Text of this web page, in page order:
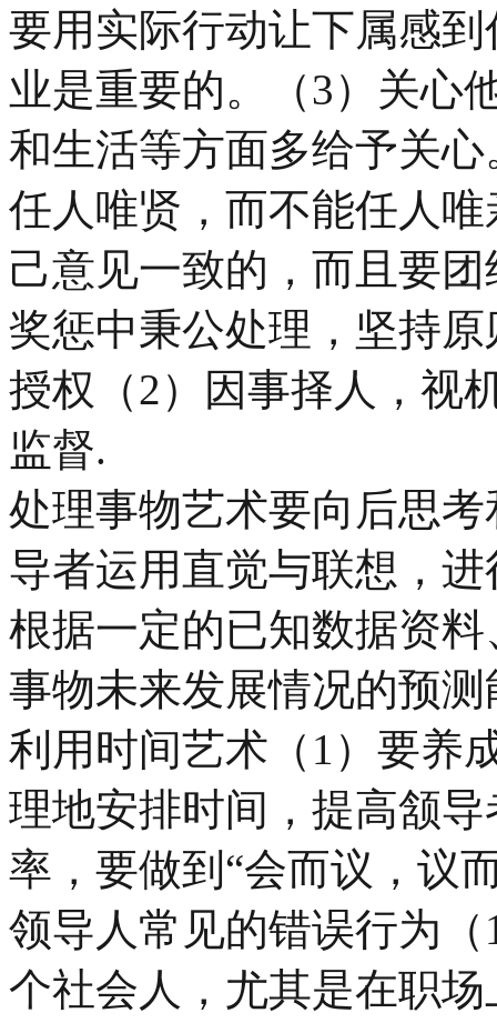
要用实际行动让下属感
业是重要的。（3）关心
和生活等方面多给予关
任人唯贤，而不能任人
己意见一致的，而且要
奖惩中秉公处理，坚持
授权（2）因事择人，视
监督.
处理事物艺术要向后思
导者运用直觉与联想，
根据一定的已知数据资
事物未来发展情况的预测
利用时间艺术（1）要养
理地安排时间，提高颔
率，要做到“会而议，议
领导人常见的错误行为
个社会人，尤其是在职